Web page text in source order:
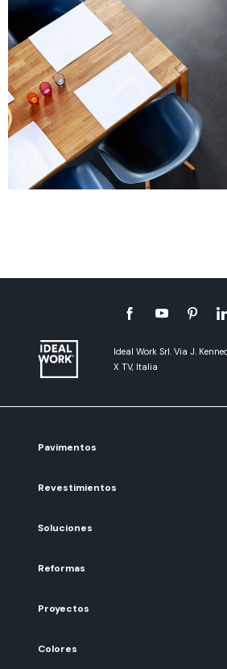
Ideal Work Srl. Via J.
X TV, Italia
Pavimentos
Revestimientos
Soluciones
Reformas
Proyectos
Colores